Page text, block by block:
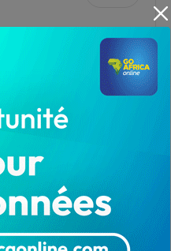
Comme depuis
grâce à son président
de la société
faits de société
audience. Le
santé et le bien-
de son pays le
aux faits